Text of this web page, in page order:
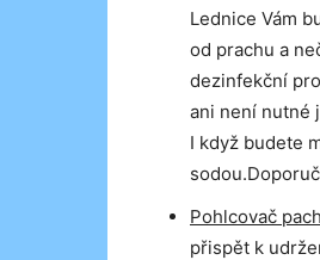
Lednice Vám
od prachu a
dezinfekční
ani není nutné
I když budete
Pohlcovač
přispět k